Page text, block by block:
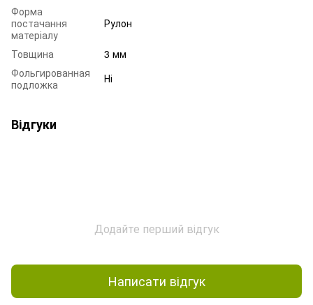
Форма
постачання
матеріалу
Рулон
Товщина
3 мм
Фольгированная
подложка
Ні
Відгуки
Додайте перший відгук
Написати відгук